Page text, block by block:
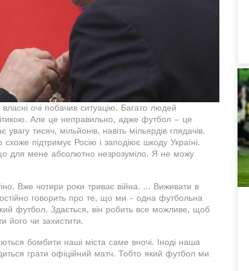
очі побачив ситуацію. Багато людей
Але це неправильно, адже футбол – це
тисяч, мільйонів, навіть мільярдів глядачів.
підтримує Росію і заподіює шкоду Україні.
для мене абсолютно незрозуміло. Я не можу
Вже чотири роки триває війна. ... Виживати в
говорить про те, що ми - одна футбольна
футбол. Здається, він робить все можливе, щоб
його чи захистити.
бомбити наші міста саме вночі. Іноді наша
грати офіційний матч. Тобто який футбол ми